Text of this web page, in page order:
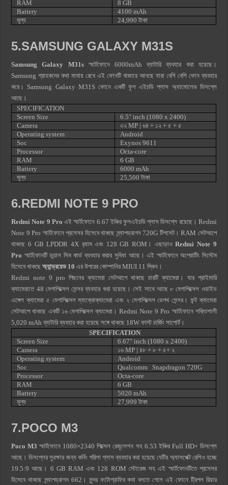
RAM
8 GB
Battery
4100 mAh
মূল্য
24,990 টাকা
5.SAMSUNG GALAXY M31S
Samsung Galaxy M31sস্মার্টফোনে 6000mAh ব্যাটারি ব্যবহার করা হয়েছে।
Samsung গ্রাহকদের কথা মাথায় রেখে এই ফোনটি বাজারে আনছে যারা বেশি বেশি ফোন ব্যবহার
করে। Samsung Galaxy M31S ফোনে একটি ফুল এইচডি প্লাস অ্যামোলেড ডিসপ্লে
আছে।
SPECIFICATION
Screen Size
6.5″ inch (1080 x 2400)
Camera
৩২ MP | ৬৪ + ১২ + ৫ + ৫
Operating system
Android
Soc
Exynos 9611
Processor
Octa-core
RAM
6 GB
Battery
6000 mAh
মূল্য
25,500 টাকা
6.REDMI NOTE 9 PRO
Redmi Note 9 Pro এই স্মার্টফোনে 6.67 ইঞ্চির ফুলএইচডি প্লাস ডিসপ্লে রয়েছে। Redmi
Note 9 Pro স্মার্টফোনে প্রসেসর হিসেবে থাকছে স্ন্যাপড্রাগন 720G টিপসেট। RAM সেটআপে
থাকছে 6 GB LPDDR 4X র‌্যাম এবং 128 GB ROM। এছাড়াওRedmi Note 9
Pro স্মার্টফোনটি ডুয়াল সিম কার্ড ব্যবহার করার সুবিধা আছে। এই স্মার্টফোনে অপেরাটিং সিস্টেম
হিসেবে থাকছেঅ্যান্ড্রয়েড 10 এর উপরের কোম্পানির MIUI 11 স্কিন।
Redmi note 9 pro পিছনের ক্যামেরা সেটআপে থাকছে চারটি ক্যামেরা। যার প্রাইমারি
ক্যামেরাতে 48 মেগাপিক্সেল সেন্সর ব্যবহার করা হয়েছে। সেই সাথে আছে ৮ মেগাপিক্সেল ওয়াইড
এঙ্গেল ক্যামেরা ৫ মেগাপিক্সেল ম্যাক্রোক্যামেরা এবং ২ মেগাপিক্সেল ডেপথ সেন্সর। ফন্ট ক্যামেরা
সেটআপে থাকছে একটি ১৬ মেগাপিক্সেল ক্যামেরা। Redmi Note 9 Pro স্মার্টফোনে শক্তিশালী
5,020 mAh ব্যাটারি ব্যবহার করা হয়েছে সঙ্গে থাকছে 18W ফাস্ট চার্জিং সাপোর্ট।
SPECIFICATION
Screen Size
6.67″ inch (1080 x 2400)
Camera
১৬ MP | ৪৮ + ৮ + ৫+ ২
Operating system
Android
Soc
Qualcomm Snapdragon 720G
Processor
Octa-core
RAM
6 GB
Battery
5020 mAh
মূল্য
27,999 টাকা
7.POCO M3
Poco M3 স্মার্টফোনে 1080×2340 পিক্সেল রেজুলেশন সহ 6.53 ইঞ্চির Full HD+ ডিসপ্লে
আছে। ডিসপ্লের সুরক্ষার জন্য কর্নিং গরিলা গ্লাস ব্যবহার করা হয়েছে যেটির অ্যাসপেক্ট রেশিও হচ্ছে
19.5:9 আছে। 6 GB RAM এবং 128 ROM স্টোরেজ সহ এই স্মার্টফোনটিতে প্রসেসর
হিসেবে থাকছে স্ন্যাপড্রাগন 662। সুন্দর ফটোগ্রাফির কথা বলতে গেলে এই ফোনে ট্রিপল রিয়ার